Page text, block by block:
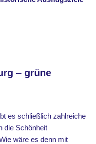
– grüne
es schließlich zahlreiche
die Schönheit
wäre es denn mit